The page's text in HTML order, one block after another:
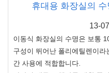
휴대용 화장실의
13-
이동식 화장실의 수명은 보통
구성이 뛰어난 폴리에틸렌이
간 사용에 적합합니다.